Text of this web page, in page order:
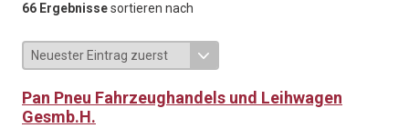
66 Ergebnissesortieren nach
Pan Pneu Fahrzeughandels und Leihwagen
Gesmb.H.